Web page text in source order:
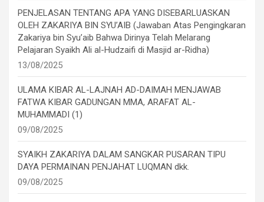
PENJELASAN TENTANG APA YANG DISEBARLUASKAN
OLEH ZAKARIYA BIN SYU’AIB (Jawaban Atas Pengingkaran
Zakariya bin Syu’aib Bahwa Dirinya Telah Melarang
Pelajaran Syaikh Ali al-Hudzaifi di Masjid ar-Ridha)
13/08/2025
ULAMA KIBAR AL-LAJNAH AD-DAIMAH MENJAWAB
FATWA KIBAR GADUNGAN MMA, ARAFAT AL-
MUHAMMADI (1)
09/08/2025
SYAIKH ZAKARIYA DALAM SANGKAR PUSARAN TIPU
DAYA PERMAINAN PENJAHAT LUQMAN dkk.
09/08/2025